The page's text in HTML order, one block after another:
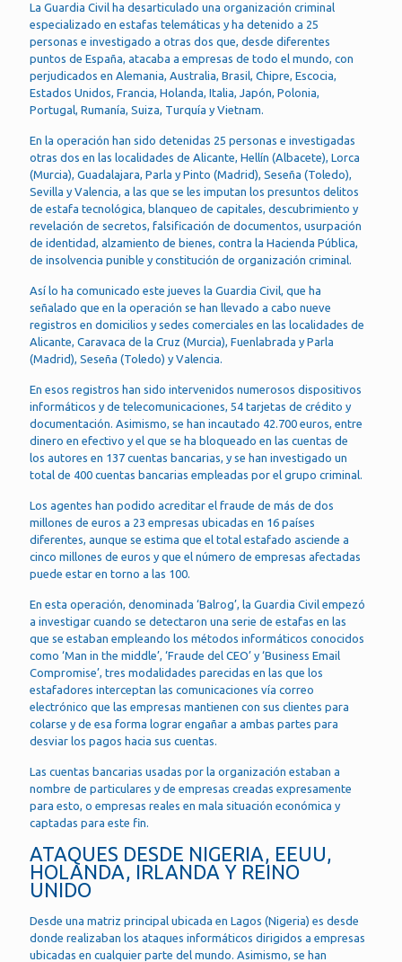
La Guardia Civil ha desarticulado una organización criminal
especializado en estafas telemáticas y ha detenido a 25
personas e investigado a otras dos que, desde diferentes
puntos de España, atacaba a empresas de todo el mundo, con
perjudicados en Alemania, Australia, Brasil, Chipre, Escocia,
Estados Unidos, Francia, Holanda, Italia, Japón, Polonia,
Portugal, Rumanía, Suiza, Turquía y Vietnam.
En la operación han sido detenidas 25 personas e investigadas
otras dos en las localidades de Alicante, Hellín (Albacete), Lorca
(Murcia), Guadalajara, Parla y Pinto (Madrid), Seseña (Toledo),
Sevilla y Valencia, a las que se les imputan los presuntos delitos
de estafa tecnológica, blanqueo de capitales, descubrimiento y
revelación de secretos, falsificación de documentos, usurpación
de identidad, alzamiento de bienes, contra la Hacienda Pública,
de insolvencia punible y constitución de organización criminal.
Así lo ha comunicado este jueves la Guardia Civil, que ha
señalado que en la operación se han llevado a cabo nueve
registros en domicilios y sedes comerciales en las localidades de
Alicante, Caravaca de la Cruz (Murcia), Fuenlabrada y Parla
(Madrid), Seseña (Toledo) y Valencia.
En esos registros han sido intervenidos numerosos dispositivos
informáticos y de telecomunicaciones, 54 tarjetas de crédito y
documentación. Asimismo, se han incautado 42.700 euros, entre
dinero en efectivo y el que se ha bloqueado en las cuentas de
los autores en 137 cuentas bancarias, y se han investigado un
total de 400 cuentas bancarias empleadas por el grupo criminal.
Los agentes han podido acreditar el fraude de más de dos
millones de euros a 23 empresas ubicadas en 16 países
diferentes, aunque se estima que el total estafado asciende a
cinco millones de euros y que el número de empresas afectadas
puede estar en torno a las 100.
En esta operación, denominada ‘Balrog’, la Guardia Civil empezó
a investigar cuando se detectaron una serie de estafas en las
que se estaban empleando los métodos informáticos conocidos
como ‘Man in the middle’, ‘Fraude del CEO’ y ‘Business Email
Compromise’, tres modalidades parecidas en las que los
estafadores interceptan las comunicaciones vía correo
electrónico que las empresas mantienen con sus clientes para
colarse y de esa forma lograr engañar a ambas partes para
desviar los pagos hacia sus cuentas.
Las cuentas bancarias usadas por la organización estaban a
nombre de particulares y de empresas creadas expresamente
para esto, o empresas reales en mala situación económica y
captadas para este fin.
ATAQUES DESDE NIGERIA, EEUU,
HOLANDA, IRLANDA Y REINO
UNIDO
Desde una matriz principal ubicada en Lagos (Nigeria) es desde
donde realizaban los ataques informáticos dirigidos a empresas
ubicadas en cualquier parte del mundo. Asimismo, se han